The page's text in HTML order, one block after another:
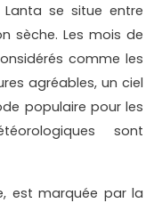
se situe entre
sèche. Les mois de
comme les
agréables, un ciel
populaire pour les
sont
est marquée par la